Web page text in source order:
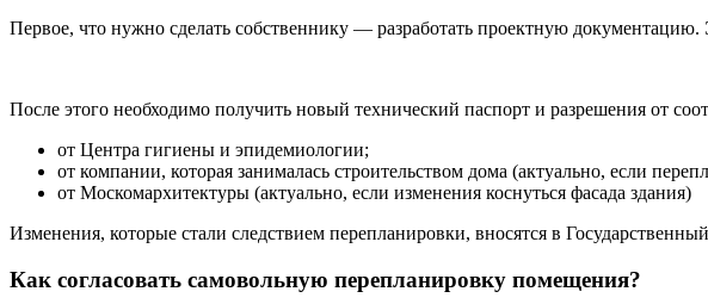
Первое, что нужно сделать собственнику — разработать проектную
После этого необходимо получить новый технический паспорт и разрешения от
от Центра гигиены и эпидемиологии;
от компании, которая занималась строительством дома (актуально, если
от Москомархитектуры (актуально, если изменения коснуться фасада здания)
Изменения, которые стали следствием перепланировки, вносятся в
Как согласовать самовольную перепланировку помещения?